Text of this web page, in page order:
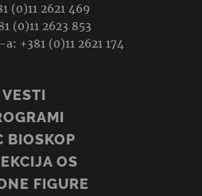
(0)11 2621 469
(0)11 2623 853
+381 (0)11 2621 174
VESTI
BIOSKOP
OS
FIGURE